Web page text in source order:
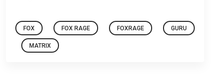
FOX FOX RAGE FOXRAGE GURU
MATRIX